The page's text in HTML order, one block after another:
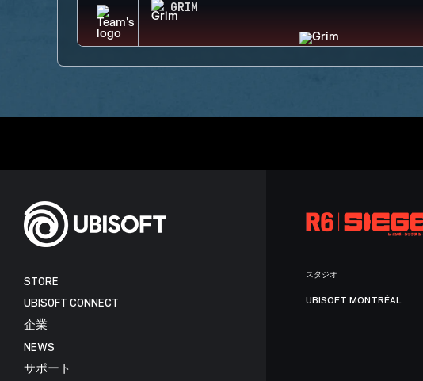
GRIM
STORE
UBISOFT CONNECT
企業
NEWS
サポート
スタジオ
UBISOFT MONTRÉAL